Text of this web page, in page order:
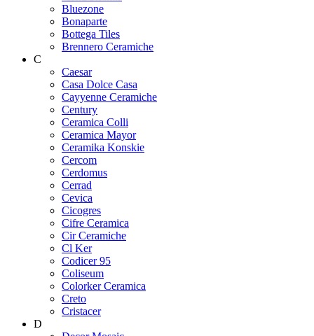
Bluezone
Bonaparte
Bottega Tiles
Brennero Ceramiche
C
Caesar
Casa Dolce Casa
Cayyenne Ceramiche
Century
Ceramica Colli
Ceramica Mayor
Ceramika Konskie
Cercom
Cerdomus
Cerrad
Cevica
Cicogres
Cifre Ceramica
Cir Ceramiche
Cl Ker
Codicer 95
Coliseum
Colorker Ceramica
Creto
Cristacer
D